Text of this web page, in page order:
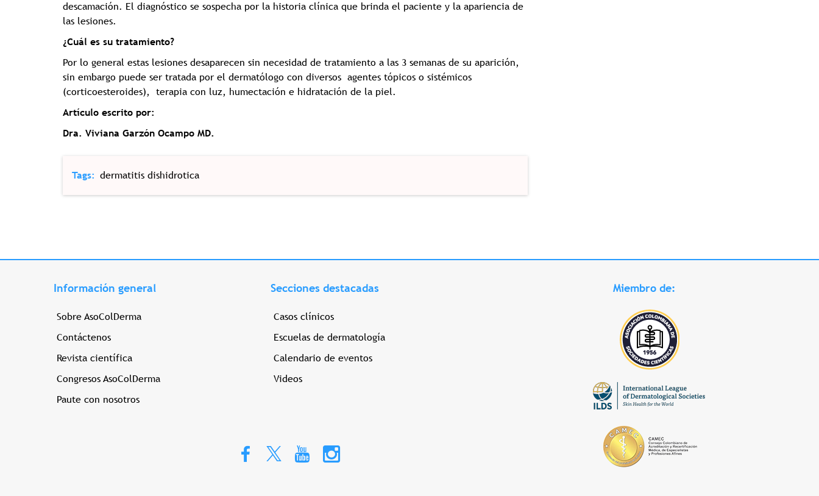
descamación. El diagnóstico se sospecha por la historia clínica que brinda el paciente y la apariencia de
las lesiones.
¿Cuál es su tratamiento?
Por lo general estas lesiones desaparecen sin necesidad de tratamiento a las 3 semanas de su aparición,
sin embargo puede ser tratada por el dermatólogo con diversos agentes tópicos o sistémicos
(corticoesteroides), terapia con luz, humectación e hidratación de la piel.
Artículo escrito por:
Dra. Viviana Garzón Ocampo MD.
Tags dermatitis dishidrotica
Información general
Sobre AsoColDerma
Contáctenos
Revista científica
Congresos AsoColDerma
Paute con nosotros
Secciones destacadas
Casos clínicos
Escuelas de dermatología
Calendario de eventos
Videos
Miembro de: